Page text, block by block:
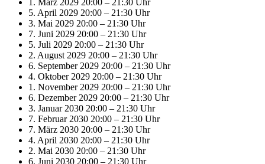
5. April 2029 20:00 – 21:30 Uhr
3. Mai 2029 20:00 – 21:30 Uhr
7. Juni 2029 20:00 – 21:30 Uhr
5. Juli 2029 20:00 – 21:30 Uhr
2. August 2029 20:00 – 21:30 Uhr
6. September 2029 20:00 – 21:30 Uhr
4. Oktober 2029 20:00 – 21:30 Uhr
1. November 2029 20:00 – 21:30 Uhr
6. Dezember 2029 20:00 – 21:30 Uhr
3. Januar 2030 20:00 – 21:30 Uhr
7. Februar 2030 20:00 – 21:30 Uhr
7. März 2030 20:00 – 21:30 Uhr
4. April 2030 20:00 – 21:30 Uhr
2. Mai 2030 20:00 – 21:30 Uhr
6. Juni 2030 20:00 – 21:30 Uhr